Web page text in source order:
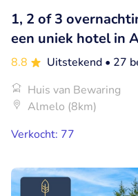
1, 2 of 3
een uniek hotel in
8.8 Uitstekend • 27
Huis van Bewaring
Almelo (8km)
Verkocht: 77